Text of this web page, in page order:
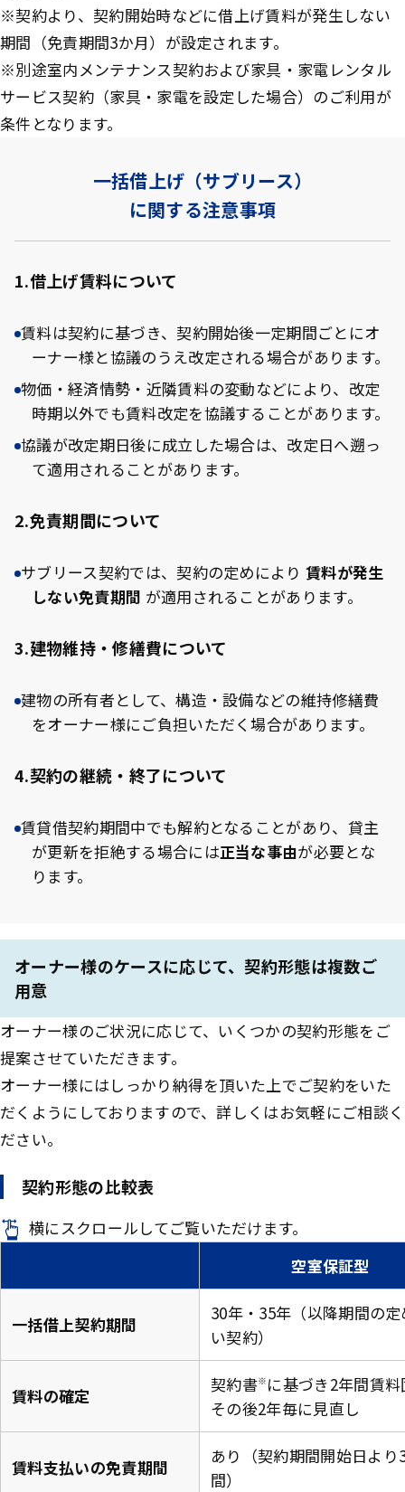
※契約より、契約開始時などに借上げ賃料が発生しない
期間（免責期間3か月）が設定されます。
※別途室内メンテナンス契約および家具・家電レンタル
サービス契約（家具・家電を設定した場合）のご利用が
条件となります。
一括借上げ（サブリース）
に関する注意事項
1.借上げ賃料について
賃料は契約に基づき、契約開始後一定期間ごとにオ
ーナー様と協議のうえ改定される場合があります。
物価・経済情勢・近隣賃料の変動などにより、改定
時期以外でも賃料改定を協議することがあります。
協議が改定期日後に成立した場合は、改定日へ遡っ
て適用されることがあります。
2.免責期間について
サブリース契約では、契約の定めにより賃料が発生
しない免責期間 が適用されることがあります。
3.建物維持・修繕費について
建物の所有者として、構造・設備などの維持修繕費
をオーナー様にご負担いただく場合があります。
4.契約の継続・終了について
賃貸借契約期間中でも解約となることがあり、貸主
が更新を拒絶する場合には正当な事由が必要とな
ります。
オーナー様のケースに応じて、契約形態は複数ご
用意
オーナー様のご状況に応じて、いくつかの契約形態をご
提案させていただきます。
オーナー様にはしっかり納得を頂いた上でご契約をいた
だくようにしておりますので、詳しくはお気軽にご相談く
ださい。
契約形態の比較表
横にスクロールしてご覧いただけます。
空室保証型
一括借上契約期間
30年・35年（以降期間の
い契約）
賃料の確定
契約書※ に基づき2年間賃
その後2年毎に見直し
賃料支払いの免責期間
あり（契約期間開始日より
間）